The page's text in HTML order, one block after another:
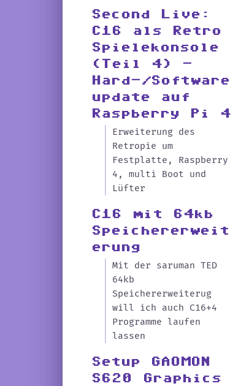
Second Live:
C16 als Retro
Spielekonsole
(Teil 4) -
Hard-/Software
update auf
Raspberry Pi 4
Erweiterung des
Retropie um
Festplatte, Raspberry
4, multi Boot und
Lüfter
C16 mit 64kb
Speichererweit
erung
Mit der saruman TED
64kb
Speichererweiterug
will ich auch C16+4
Programme laufen
lassen
Setup GAOMON
S620 Graphics